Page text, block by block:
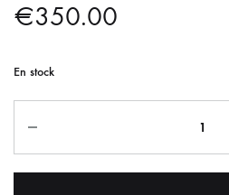
€350.00
En stock